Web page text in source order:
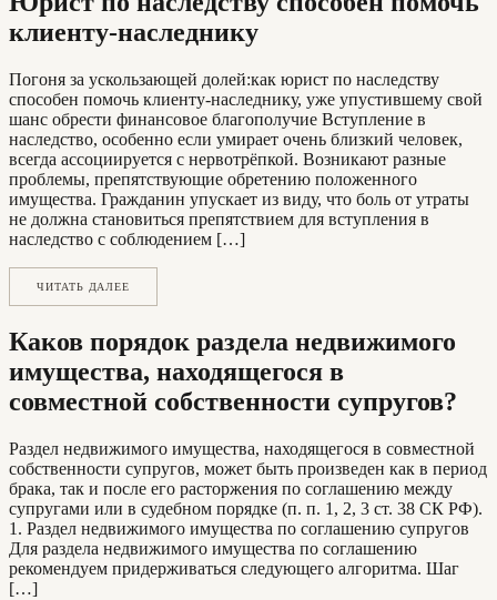
клиенту-наследнику
Погоня за ускользающей долей:как юрист по наследству
способен помочь клиенту-наследнику, уже упустившему свой
шанс обрести финансовое благополучие Вступление в
наследство, особенно если умирает очень близкий человек,
всегда ассоциируется с нервотрёпкой. Возникают разные
проблемы, препятствующие обретению положенного
имущества. Гражданин упускает из виду, что боль от утраты
не должна становиться препятствием для вступления в
наследство с соблюдением […]
ЧИТАТЬ ДАЛЕЕ
Каков порядок раздела недвижимого
имущества, находящегося в
совместной собственности супругов?
Раздел недвижимого имущества, находящегося в совместной
собственности супругов, может быть произведен как в период
брака, так и после его расторжения по соглашению между
супругами или в судебном порядке (п. п. 1, 2, 3 ст. 38 СК РФ).
1. Раздел недвижимого имущества по соглашению супругов
Для раздела недвижимого имущества по соглашению
рекомендуем придерживаться следующего алгоритма. Шаг
[…]